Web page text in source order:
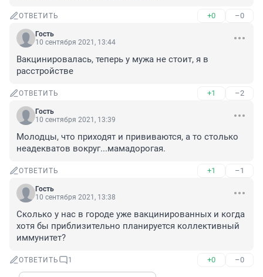
ОТВЕТИТЬ +0 –0
Гость
10 сентября 2021, 13:44
Вакцинировалась, теперь у мужа не стоит, я в
расстройстве
ОТВЕТИТЬ +1 –2
Гость
10 сентября 2021, 13:39
Молодцы, что приходят и прививаются, а то столько
неадекватов вокруг...мамадорогая.
ОТВЕТИТЬ +1 –1
Гость
10 сентября 2021, 13:38
Сколько у нас в городе уже вакцинированных и когда
хотя бы приблизительно планируется коллективный
иммунитет?
ОТВЕТИТЬ 1 +0 –0